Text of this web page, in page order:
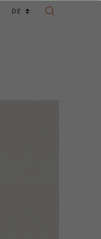
Sprachwechsler
DE
SUCHE